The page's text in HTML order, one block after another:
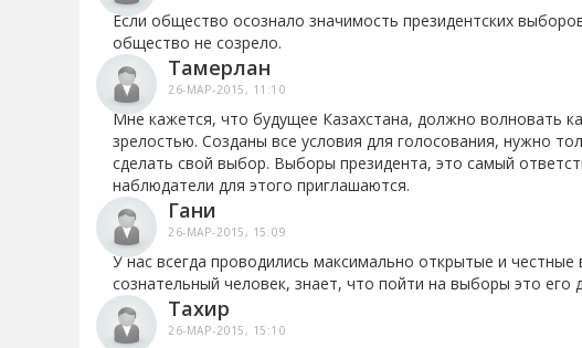
Если общество осознало значимость президентских
общество не созрело.
Тамерлан
26-МАР-2015, 11:10
Мне кажется, что будущее Казахстана, должно волновать
зрелостью. Созданы все условия для голосования, нужно
сделать свой выбор. Выборы президента, это самый
наблюдатели для этого приглашаются.
Гани
26-МАР-2015, 15:09
У нас всегда проводились максимально открытые и
сознательный человек, знает, что пойти на выборы это его
Тахир
26-МАР-2015, 15:10